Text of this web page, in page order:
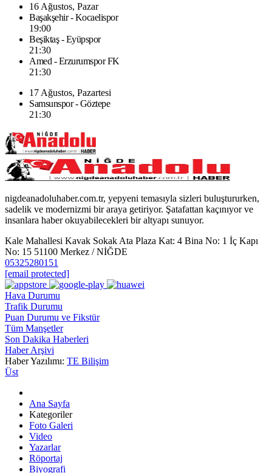
16 Ağustos, Pazar
Başakşehir - Kocaelispor
19:00
Beşiktaş - Eyüpspor
21:30
Amed - Erzurumspor FK
21:30
17 Ağustos, Pazartesi
Samsunspor - Göztepe
21:30
nigdeanadoluhaber.com.tr, yepyeni temasıyla sizleri buluştururken,
sadelik ve modernizmi bir araya getiriyor. Şatafattan kaçınıyor ve
insanlara haber okuyabilecekleri bir altyapı sunuyor.
Kale Mahallesi Kavak Sokak Ata Plaza Kat: 4 Bina No: 1 İç Kapı
No: 15 51100 Merkez / NİĞDE
05325280151
[email protected]
Hava Durumu
Trafik Durumu
Puan Durumu ve Fikstür
Tüm Manşetler
Son Dakika Haberleri
Haber Arşivi
Haber Yazılımı: TE Bilişim
Üst
Ana Sayfa
Kategoriler
Foto Galeri
Video
Yazarlar
Röportaj
Biyografi